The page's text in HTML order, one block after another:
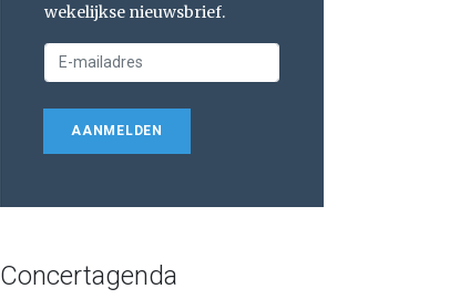
wekelijkse nieuwsbrief.
AANMELDEN
Concertagenda